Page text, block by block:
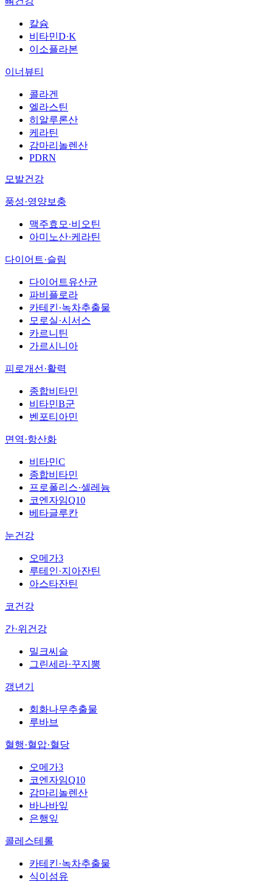
칼슘
비타민D·K
이소플라본
이너뷰티
콜라겐
엘라스틴
히알루론산
케라틴
감마리놀렌산
PDRN
모발건강
풍성·영양보충
맥주효모·비오틴
아미노산·케라틴
다이어트·슬림
다이어트유산균
파비플로라
카테킨·녹차추출물
모로실·시서스
카르니틴
가르시니아
피로개선·활력
종합비타민
비타민B군
벤포티아민
면역·항산화
비타민C
종합비타민
프로폴리스·셀레늄
코엔자임Q10
베타글루칸
눈건강
오메가3
루테인·지아잔틴
아스타잔틴
코건강
간·위건강
밀크씨슬
그린세라·꾸지뽕
갱년기
회화나무추출물
루바브
혈행·혈압·혈당
오메가3
코엔자임Q10
감마리놀렌산
바나바잎
은행잎
콜레스테롤
카테킨·녹차추출물
식이섬유